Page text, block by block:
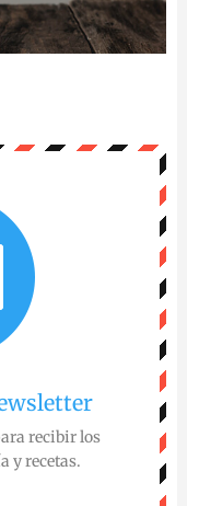
recibir los
y recetas.